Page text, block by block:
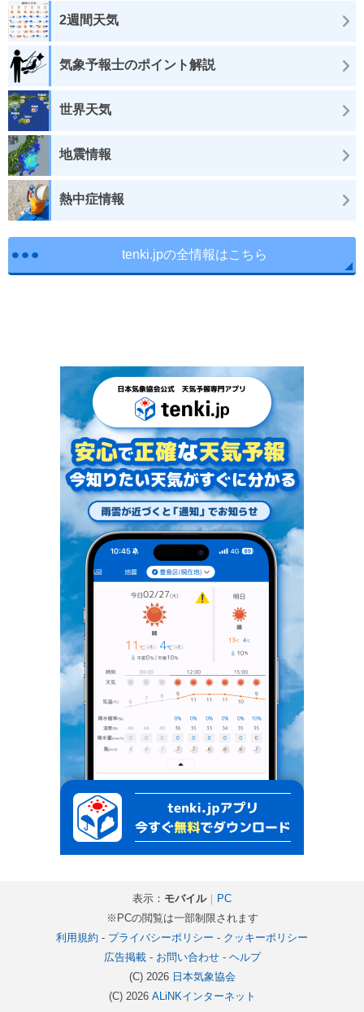
2週間天気
気象予報士のポイント解説
世界天気
地震情報
熱中症情報
tenki.jpの全情報はこちら
表示： モバイル｜
PC
※PCの閲覧は一部制限されます
利用規約 - プライバシーポリシー - クッキーポリシー
広告掲載- お問い合わせ- ヘルプ
(C) 2026 日本気象協会
(C) 2026 ALiNKインターネット